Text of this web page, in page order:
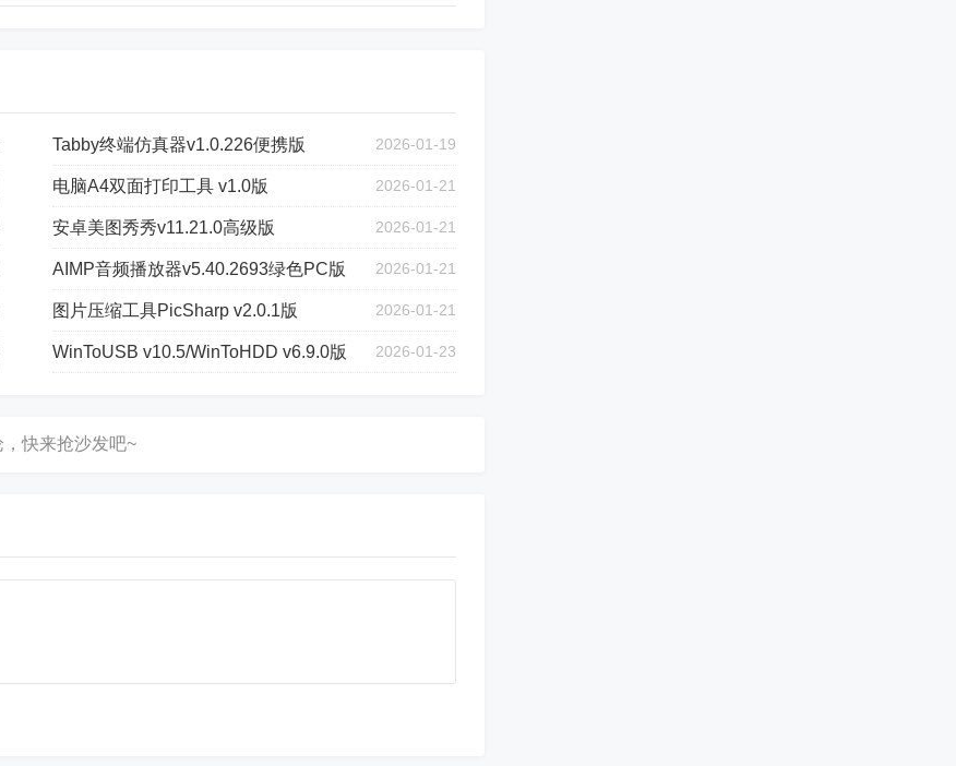
Tabby终端仿真器v1.0.226便携版 2026-01-19
电脑A4双面打印工具 v1.0版 2026-01-21
安卓美图秀秀v11.21.0高级版 2026-01-21
AIMP音频播放器v5.40.2693绿色PC版 2026-01-21
图片压缩工具PicSharp v2.0.1版 2026-01-21
WinToUSB v10.5/WinToHDD v6.9.0版 2026-01-23